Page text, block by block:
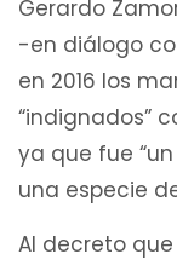
Gerardo
-en diálogo
en 2016 los
“indignados”
ya que fue
una especie
Al decreto que